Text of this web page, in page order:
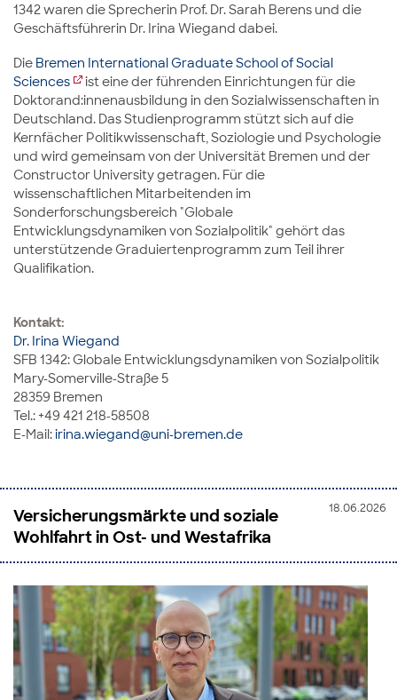
1342 waren die Sprecherin Prof. Dr. Sarah Berens und die
Geschäftsführerin Dr. Irina Wiegand dabei.
Die Bremen International Graduate School of Social
Sciences
ist eine der führenden Einrichtungen für die
Doktorand:innenausbildung in den Sozialwissenschaften in
Deutschland. Das Studienprogramm stützt sich auf die
Kernfächer Politikwissenschaft, Soziologie und Psychologie
und wird gemeinsam von der Universität Bremen und der
Constructor University getragen. Für die
wissenschaftlichen Mitarbeitenden im
Sonderforschungsbereich "Globale
Entwicklungsdynamiken von Sozialpolitik" gehört das
unterstützende Graduiertenprogramm zum Teil ihrer
Qualifikation.
Kontakt:
Dr. Irina Wiegand
SFB 1342: Globale Entwicklungsdynamiken von Sozialpolitik
Mary-Somerville-Straße 5
28359 Bremen
Tel.: +49 421 218-58508
E-Mail:irina.wiegand@uni-bremen.de
18.06.2026
Versicherungsmärkte und soziale
Wohlfahrt in Ost- und Westafrika